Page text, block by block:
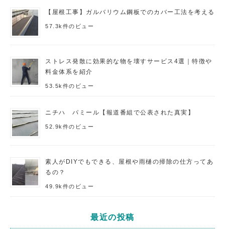
【屋根工事】ガルバリウム鋼板でのカバー工法を考える
57.3k件のビュー
ストレス発散に効果的な物を壊すサービス4選｜特徴や
料金体系を紹介
53.5k件のビュー
ニチハ パミール【報道番組で公表された真実】
52.9k件のビュー
素人がDIYでもできる、屋根や雨樋の掃除の仕方ってあ
るの？
49.9k件のビュー
最近の投稿